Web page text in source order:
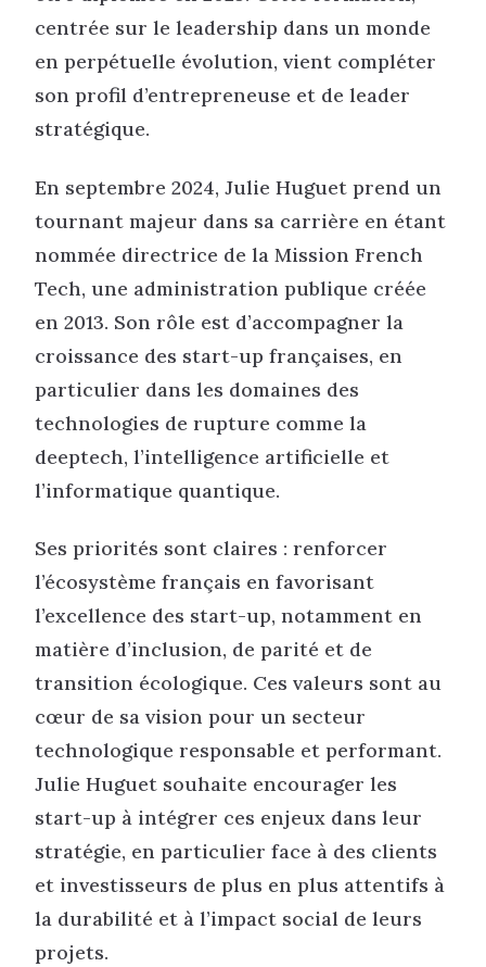
centrée sur le leadership dans un monde
en perpétuelle évolution, vient compléter
son profil d’entrepreneuse et de leader
stratégique.
En septembre 2024, Julie Huguet prend un
tournant majeur dans sa carrière en étant
nommée directrice de la Mission French
Tech, une administration publique créée
en 2013. Son rôle est d’accompagner la
croissance des start-up françaises, en
particulier dans les domaines des
technologies de rupture comme la
deeptech, l’intelligence artificielle et
l’informatique quantique.
Ses priorités sont claires : renforcer
l’écosystème français en favorisant
l’excellence des start-up, notamment en
matière d’inclusion, de parité et de
transition écologique. Ces valeurs sont au
cœur de sa vision pour un secteur
technologique responsable et performant.
Julie Huguet souhaite encourager les
start-up à intégrer ces enjeux dans leur
stratégie, en particulier face à des clients
et investisseurs de plus en plus attentifs à
la durabilité et à l’impact social de leurs
projets.